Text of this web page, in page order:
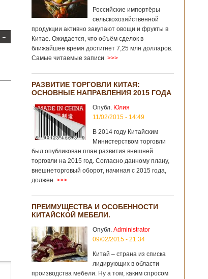
→
Российские импортёры
сельскохозяйственной
продукции активно закупают овощи и фрукты в
Китае. Ожидается, что объём сделок в
ближайшее время достигнет 7,25 млн долларов.
Самые читаемые записи >>>
РАЗВИТИЕ ТОРГОВЛИ КИТАЯ:
ОСНОВНЫЕ НАПРАВЛЕНИЯ 2015 ГОДА
Опубл. Юлия
11/02/2015 - 14:49
В 2014 году Китайским
Министерством торговли
был опубликован план развития внешней
торговли на 2015 год. Согласно данному плану,
внешнеторговый оборот, начиная с 2015 года,
должен >>>
ПРЕИМУЩЕСТВА И ОСОБЕННОСТИ
КИТАЙСКОЙ МЕБЕЛИ.
Опубл. Administrator
09/02/2015 - 21:34
Китай – страна из списка
лидирующих в области
производства мебели. Ну а том, каким спросом